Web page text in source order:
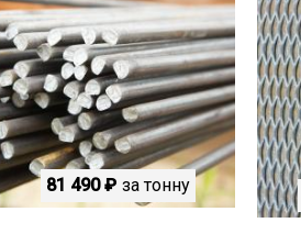
81 490 ₽ за тонну